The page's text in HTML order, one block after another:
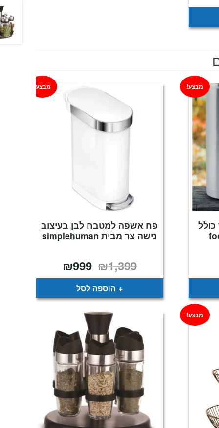
1 ליטר כולל
מבצע!
פח אשפה למטבח לבן בעיצוב
נישה צר מבית simplehuman
מבצע!
₪1,399 המחיר
המקורי
היה:
₪1,399.
₪999
הוא:
הוספה לסל
מבצע!